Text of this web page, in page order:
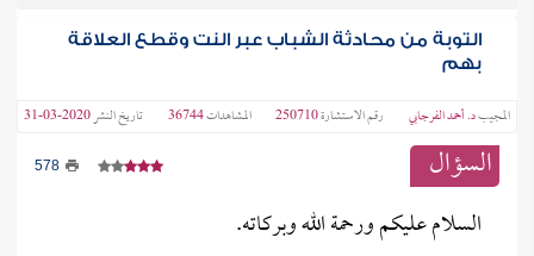
التوبة من محادثة الشباب عبر النت وقطع العلاقة
بهم
المجيبد. أحمد الفرجابي رقم الاستشارة250710 المشاهدات36744 تاريخ النشر2020-03-31
السؤال 578
السلام عليكم ورحمة الله وبركاته.